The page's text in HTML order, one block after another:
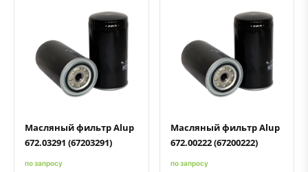
Быстрый просмотрДобавить к сравнению
Добавить в избранное
Масляный фильтр Alup
672.03291 (67203291)
по запросу
Быстрый просмотрДобавить к сравнению
Добавить в избранное
Масляный фильтр Alup
672.00222 (67200222)
по запросу